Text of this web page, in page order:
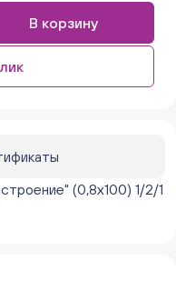
д91/1 (на
13Г)
В корзину
(0,8х100) 1/2/1